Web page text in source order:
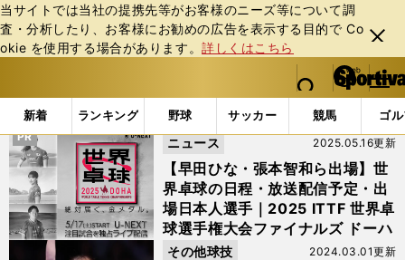
当サイトでは当社の提携先等がお客様のニーズ等について調
査・分析したり、お客様にお勧めの広告を表⽰する⽬的で Co
okie を使⽤する場合があります。詳しくはこちら
閉じ
る
web Sportiva (webスポルティーバ)
検索
マイペ
ー
ジ
メニュ
新着 ランキング 野球 サッカー 競馬 ゴ
b
ス
ポ
ル
テ
ィ
ー
バ
「#世界卓球」の最新ニュース・ 情報
【早田ひな・張本智和ら出場】世
界卓球の日程・放送配信予定・出
場日本人選手｜2025 ITTF 世界卓
球選手権大会ファイナルズ ドーハ
2025.05.16更新
ニュース
PR
2024.03.01更新
その他球技